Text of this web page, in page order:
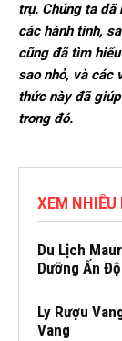
trụ. Chúng ta
các hành tinh,
cũng đã tìm
sao nhỏ, và các
thức này đã
trong đó.
XEM
Du Lịch
Dưỡng Ấn
Ly Rượu
Vang